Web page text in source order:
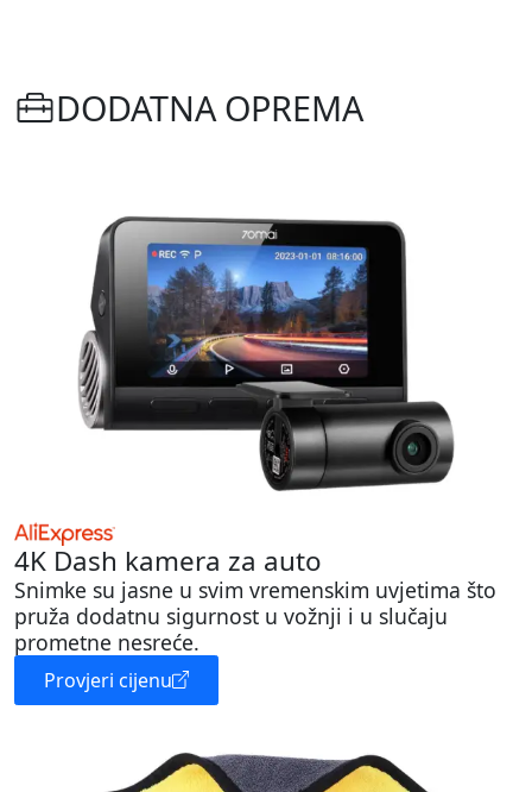
DODATNA OPREMA
4K Dash kamera za auto
Snimke su jasne u svim vremenskim uvjetima što
pruža dodatnu sigurnost u vožnji i u slučaju
prometne nesreće.
Provjeri cijenu